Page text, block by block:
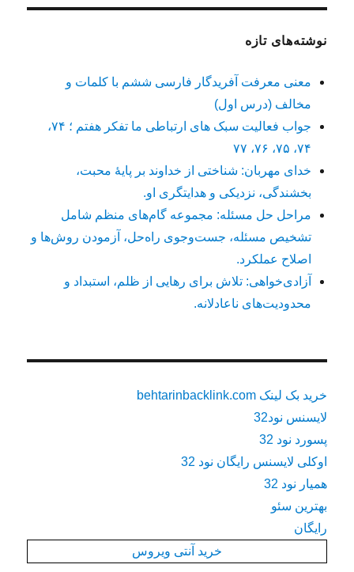
نوشته‌های تازه
معنی معرفت آفریدگار فارسی ششم با کلمات و
مخالف (درس اول)
جواب فعالیت سبک های ارتباطی ما تفکر هفتم ؛ ۷۴،
۷۴، ۷۵، ۷۶، ۷۷
خدای مهربان: شناختی از خداوند بر پایهٔ محبت،
بخشندگی، نزدیکی و هدایتگری او.
مراحل حل مسئله: مجموعه گام‌های منظم شامل
تشخیص مسئله، جست‌وجوی راه‌حل، آزمودن روش‌ها و
اصلاح عملکرد.
آزادی‌خواهی: تلاش برای رهایی از ظلم، استبداد و
محدودیت‌های ناعادلانه.
خرید بک لینک behtarinbacklink.com
لایسنس نود32
پسورد نود 32
اوکلی لایسنس رایگان نود 32
همیار نود 32
بهترین سئو
رایگان
خرید آنتی ویروس